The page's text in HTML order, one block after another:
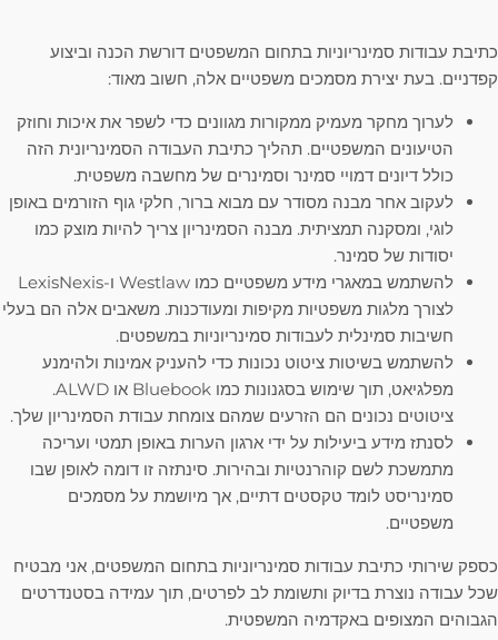
כתיבת עבודות סמינריוניות בתחום המשפטים דורשת הכנה וביצוע
קפדניים. בעת יצירת מסמכים משפטיים אלה, חשוב מאוד:
לערוך מחקר מעמיק ממקורות מגוונים כדי לשפר את איכות וחוזק
הטיעונים המשפטיים. תהליך כתיבת העבודה הסמינריונית הזה
כולל דיונים דמויי סמינר וסמינרים של מחשבה משפטית.
לעקוב אחר מבנה מסודר עם מבוא ברור, חלקי גוף הזורמים באופן
לוגי, ומסקנה תמציתית. מבנה הסמינריון צריך להיות מוצק כמו
יסודות של סמינר.
להשתמש במאגרי מידע משפטיים כמו Westlaw ו-LexisNexis
לצורך מלגות משפטיות מקיפות ומעודכנות. משאבים אלה הם בעלי
חשיבות סמינלית לעבודות סמינריוניות במשפטים.
להשתמש בשיטות ציטוט נכונות כדי להעניק אמינות ולהימנע
מפלגיאט, תוך שימוש בסגנונות כמו Bluebook או ALWD.
ציטוטים נכונים הם הזרעים שמהם צומחת עבודת הסמינריון שלך.
לסנתז מידע ביעילות על ידי ארגון הערות באופן תמטי ועריכה
מתמשכת לשם קוהרנטיות ובהירות. סינתזה זו דומה לאופן שבו
סמינריסט לומד טקסטים דתיים, אך מיושמת על מסמכים
משפטיים.
כספק שירותי כתיבת עבודות סמינריוניות בתחום המשפטים, אני מבטיח
שכל עבודה נוצרת בדיוק ותשומת לב לפרטים, תוך עמידה בסטנדרטים
הגבוהים המצופים באקדמיה המשפטית.